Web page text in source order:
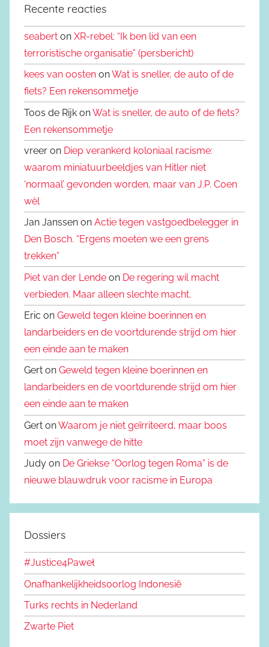
Recente reacties
seabert on XR-rebel: “Ik ben lid van een
terroristische organisatie” (persbericht)
kees van oosten onWat is sneller, de auto of de
fiets? Een rekensommetje
Toos de Rijk onWat is sneller, de auto of de fiets?
Een rekensommetje
vreer on Diep verankerd koloniaal racisme:
waarom miniatuurbeeldjes van Hitler niet
‘normaal’ gevonden worden, maar van J.P. Coen
wèl
Jan Janssen on Actie tegen vastgoedbelegger in
Den Bosch. “Ergens moeten we een grens
trekken”
Piet van der Lende on De regering wil macht
verbieden. Maar alleen slechte macht.
Eric on Geweld tegen kleine boerinnen en
landarbeiders en de voortdurende strijd om hier
een einde aan te maken
Gert on Geweld tegen kleine boerinnen en
landarbeiders en de voortdurende strijd om hier
een einde aan te maken
Gert onWaarom je niet geïrriteerd, maar boos
moet zijn vanwege de hitte
Judy on De Griekse “Oorlog tegen Roma” is de
nieuwe blauwdruk voor racisme in Europa
Dossiers
#Justice4Paweł
Onafhankelijkheidsoorlog Indonesië
Turks rechts in Nederland
Zwarte Piet